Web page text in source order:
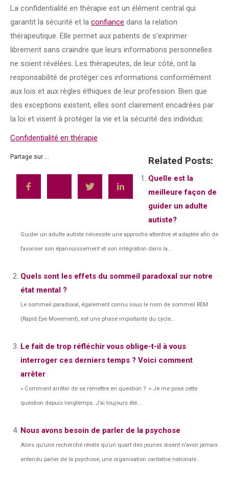
La confidentialité en thérapie est un élément central qui
garantit la sécurité et la confiance dans la relation
thérapeutique. Elle permet aux patients de s’exprimer
librement sans craindre que leurs informations personnelles
ne soient révélées. Les thérapeutes, de leur côté, ont la
responsabilité de protéger ces informations conformément
aux lois et aux règles éthiques de leur profession. Bien que
des exceptions existent, elles sont clairement encadrées par
la loi et visent à protéger la vie et la sécurité des individus.
Confidentialité en thérapie
Partage sur ... Related Posts:
Quelle est la
meilleure façon de
guider un adulte
autiste?
Guider un adulte autiste nécessite une approche attentive et adaptée afin de
favoriser son épanouissement et son intégration dans la...
Quels sont les effets du sommeil paradoxal sur notre
état mental ?
Le sommeil paradoxal, également connu sous le nom de sommeil REM
(Rapid Eye Movement), est une phase importante du cycle...
Le fait de trop réfléchir vous oblige-t-il à vous
interroger ces derniers temps ? Voici comment
arrêter
» Comment arrêter de se remettre en question ? » Je me pose cette
question depuis longtemps. J’ai toujours été...
Nous avons besoin de parler de la psychose
Alors qu’une recherche révèle qu’un quart des jeunes disent n’avoir jamais
entendu parler de la psychose, une organisation caritative nationale...